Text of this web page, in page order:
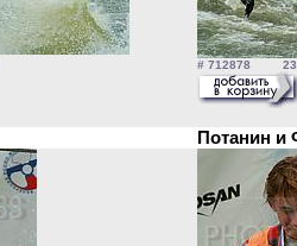
# 712878 23
Потанин